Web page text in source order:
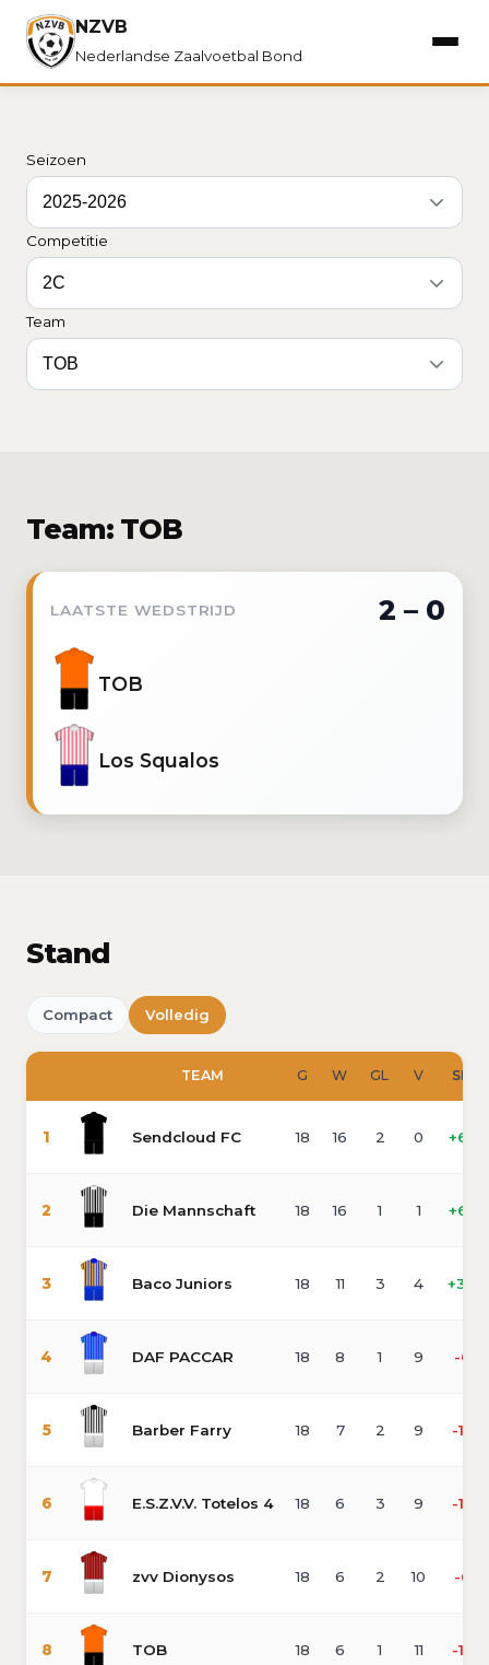
NZVB
Nederlandse Zaalvoetbal Bond
Seizoen
Competitie
Team
Team: TOB
LAATSTE WEDSTRIJD 2 – 0
TOB
Los Squalos
Stand
Compact Volledig
TEAM G W GL V SD
1 Sendcloud FC 18 16 2 0 +68
2 Die Mannschaft 18 16 1 1 +65
3 Baco Juniors 18 11 3 4 +34
4 DAF PACCAR 18 8 1 9 -6
5 Barber Farry 18 7 2 9 -17
6 E.S.Z.V.V. Totelos 4 18 6 3 9 -17
7 zvv Dionysos 18 6 2 10 -6
8 TOB 18 6 1 11 -16